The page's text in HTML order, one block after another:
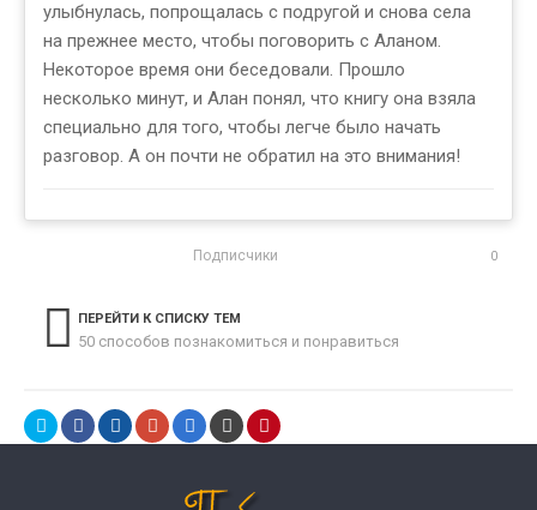
улыбнулась, попрощалась с подругой и снова села
на прежнее место, чтобы поговорить с Аланом.
Некоторое время они беседовали. Прошло
несколько минут, и Алан понял, что книгу она взяла
специально для того, чтобы легче было начать
разговор. А он почти не обратил на это внимания!
Подписчики 0
ПЕРЕЙТИ К СПИСКУ ТЕМ
50 способов познакомиться и понравиться